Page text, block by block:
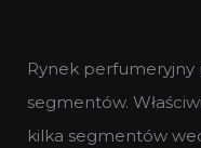
Rynek perfumeryjny
segmentów.
kilka segmentów